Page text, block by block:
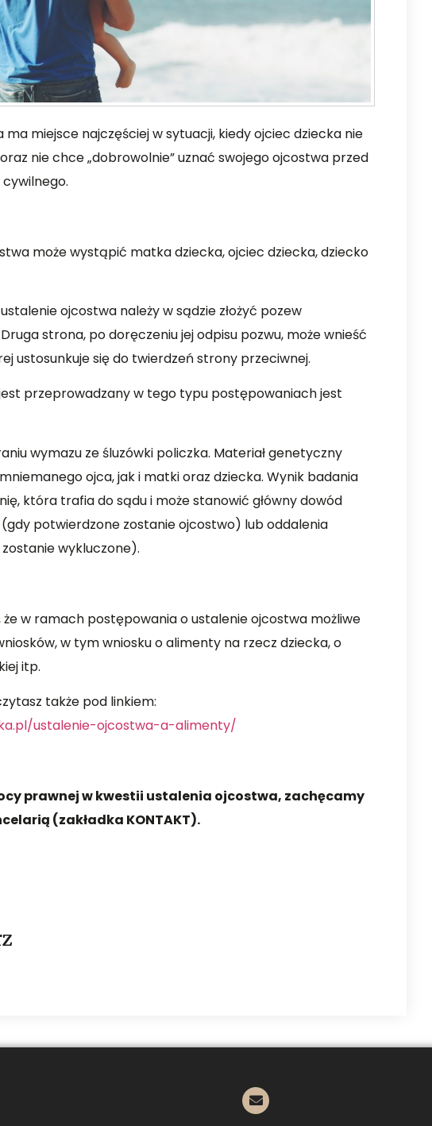
miejsce najczęściej w sytuacji, kiedy ojciec dziecka nie
nie chce „dobrowolnie” uznać swojego ojcostwa przed
może wystąpić matka dziecka, ojciec dziecka, dziecko
ojcostwa należy w sądzie złożyć pozew
strona, po doręczeniu jej odpisu pozwu, może wnieść
ustosunkuje się do twierdzeń strony przeciwnej.
przeprowadzany w tego typu postępowaniach jest
wymazu ze śluzówki policzka. Materiał genetyczny
ojca, jak i matki oraz dziecka. Wynik badania
która trafia do sądu i może stanowić główny dowód
potwierdzone zostanie ojcostwo) lub oddalenia
wykluczone).
w ramach postępowania o ustalenie ojcostwa możliwe
w tym wniosku o alimenty na rzecz dziecka, o
itp.
także pod linkiem:
ustalenie-ojcostwa-a-alimenty/
prawnej w kwestii ustalenia ojcostwa, zachęcamy
(zakładka KONTAKT).